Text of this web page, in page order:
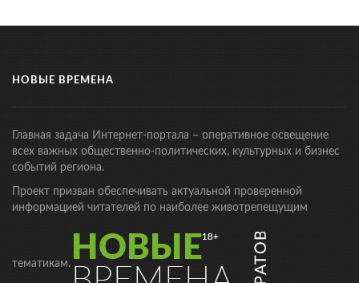
НОВЫЕ ВРЕМЕНА
Главная задача Интернет-портала – оперативное освещение
всех важных общественно-политических, культурных и бизнес
событий региона.
Проект призван обеспечивать актуальной проверенной
информацией читателей по наиболее животрепещущим
тематикам.